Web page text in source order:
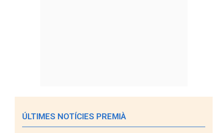
ÚLTIMES NOTÍCIES PREMIÀ